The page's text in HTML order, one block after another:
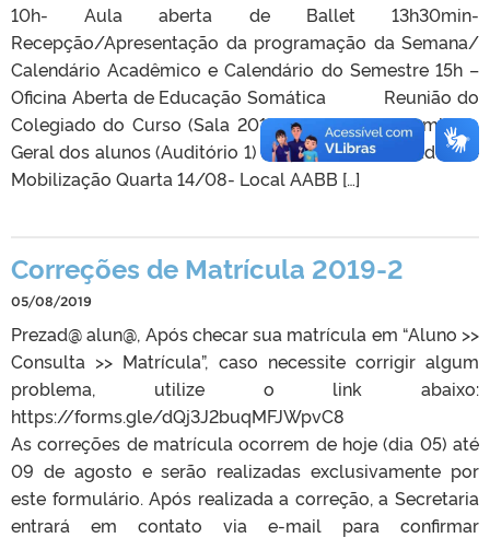
10h- Aula aberta de Ballet 13h30min-
Recepção/Apresentação da programação da Semana/
Calendário Acadêmico e Calendário do Semestre 15h –
Oficina Aberta de Educação Somática Reunião do
Colegiado do Curso (Sala 201) 17h30min – Assembleia
Geral dos alunos (Auditório 1) Terça 13/08 Atividades de
Mobilização Quarta 14/08- Local AABB […]
Correções de Matrícula 2019-2
05/08/2019
Prezad@ alun@, Após checar sua matrícula em “Aluno >>
Consulta >> Matrícula”, caso necessite corrigir algum
problema, utilize o link abaixo:
https://forms.gle/dQj3J2buqMFJWpvC8
As correções de matrícula ocorrem de hoje (dia 05) até
09 de agosto e serão realizadas exclusivamente por
este formulário. Após realizada a correção, a Secretaria
entrará em contato via e-mail para confirmar